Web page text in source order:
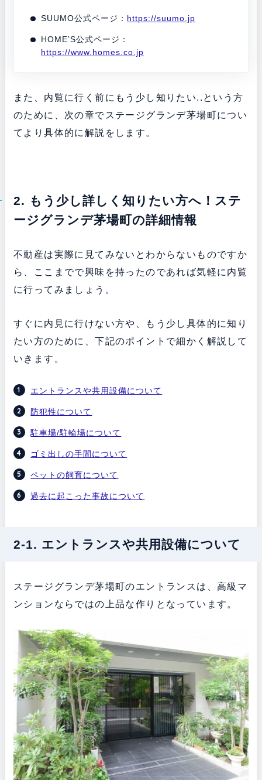
SUUMO公式ページ： https://suumo.jp
HOME’S公式ページ：
https://www.homes.co.jp
また、内覧に行く前にもう少し知りたい..という方
のために、次の章でステージグランデ茅場町につい
てより具体的に解説をします。
2. もう少し詳しく知りたい方へ！ステ
ージグランデ茅場町の詳細情報
不動産は実際に見てみないとわからないものですか
ら、ここまでで興味を持ったのであれば気軽に内覧
に行ってみましょう。
すぐに内見に行けない方や、もう少し具体的に知り
たい方のために、下記のポイントで細かく解説して
いきます。
エントランスや共用設備について
防犯性について
駐車場/駐輪場について
ゴミ出しの手間について
ペットの飼育について
過去に起こった事故について
2-1. エントランスや共用設備について
ステージグランデ茅場町のエントランスは、高級マ
ンションならではの上品な作りとなっています。